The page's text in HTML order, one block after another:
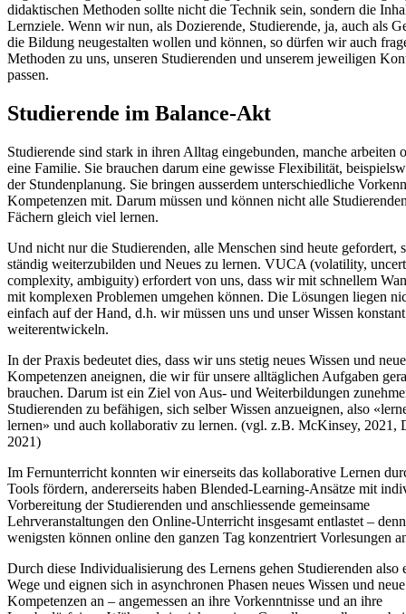
didaktischen Methoden sollte nicht die Technik sein, sondern die
Lernziele. Wenn wir nun, als Dozierende, Studierende, ja, auch als
die Bildung neugestalten wollen und können, so dürfen wir auch
Methoden zu uns, unseren Studierenden und unserem jeweiligen
passen.
Studierende im Balance-Akt
Studierende sind stark in ihren Alltag eingebunden, manche arbeiten
eine Familie. Sie brauchen darum eine gewisse Flexibilität,
der Stundenplanung. Sie bringen ausserdem unterschiedliche
Kompetenzen mit. Darum müssen und können nicht alle
Fächern gleich viel lernen.
Und nicht nur die Studierenden, alle Menschen sind heute gefordert,
ständig weiterzubilden und Neues zu lernen. VUCA (volatility,
complexity, ambiguity) erfordert von uns, dass wir mit schnellem
mit komplexen Problemen umgehen können. Die Lösungen liegen
einfach auf der Hand, d.h. wir müssen uns und unser Wissen konstant
weiterentwickeln.
In der Praxis bedeutet dies, dass wir uns stetig neues Wissen und neue
Kompetenzen aneignen, die wir für unsere alltäglichen Aufgaben
brauchen. Darum ist ein Ziel von Aus- und Weiterbildungen
Studierenden zu befähigen, sich selber Wissen anzueignen, also
lernen» und auch kollaborativ zu lernen. (vgl. z.B. McKinsey, 2021,
2021)
Im Fernunterricht konnten wir einerseits das kollaborative Lernen
Tools fördern, andererseits haben Blended-Learning-Ansätze mit
Vorbereitung der Studierenden und anschliessende gemeinsame
Lehrveranstaltungen den Online-Unterricht insgesamt entlastet –
wenigsten können online den ganzen Tag konzentriert Vorlesungen
Durch diese Individualisierung des Lernens gehen Studierenden also
Wege und eignen sich in asynchronen Phasen neues Wissen und neue
Kompetenzen an – angemessen an ihre Vorkenntnisse und an ihre